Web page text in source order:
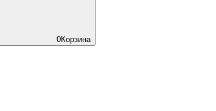
0Корзина